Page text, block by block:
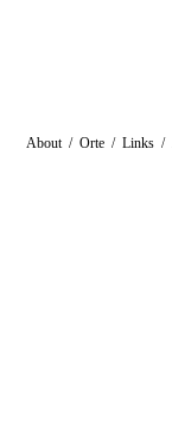
About / Orte / Links /